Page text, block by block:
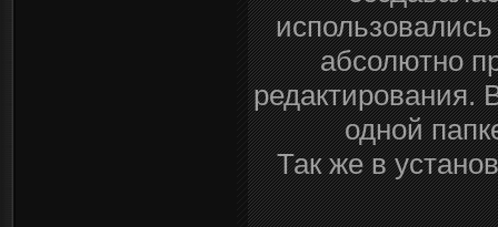
абсолютно
редактирования.
одной
Так же в